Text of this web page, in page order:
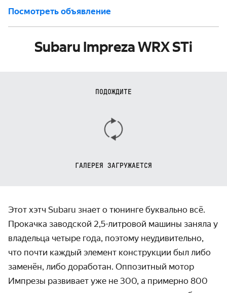
Посмотреть объявление
Subaru Impreza WRX STi
ПОДОЖДИТЕ
ГАЛЕРЕЯ ЗАГРУЖАЕТСЯ
Этот хэтч Subaru знает о тюнинге буквально всё.
Прокачка заводской 2,5-литровой машины заняла у
владельца четыре года, поэтому неудивительно,
что почти каждый элемент конструкции был либо
заменён, либо доработан. Оппозитный мотор
Импрезы развивает уже не 300, а примерно 800